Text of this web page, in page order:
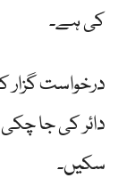
کی ہے۔
درخواست
دائر کی جا
سکیں۔